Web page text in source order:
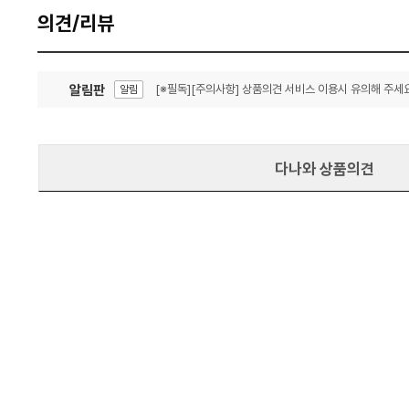
의견/리뷰
알림판 알림 [※필독][주의사항] 상품의견 서비스 이용시 유의해 주세
다나와 상품의견